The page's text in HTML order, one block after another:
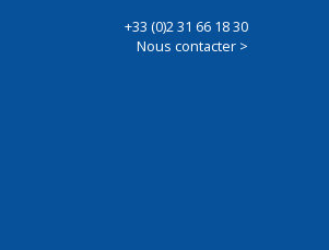
+33 (0)2 31 66 18 30
Nous contacter >